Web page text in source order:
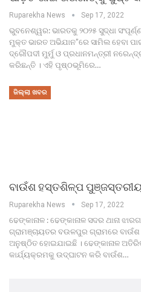
Ruparekha News Sep 17, 2022
ଭୁବନେଶ୍ୱର: ଭାରତକୁ ୨୦୨୫ ସୁଦ୍ଧା
ମୁକ୍ତ ଭାରତ ଅଭିଯାନ”ରେ ସାମିଲ ହେବା
ଦ୍ରୌପଦୀ ମୁର୍ମୁ ଓ ପ୍ରଧାନମନ୍ତ୍ରୀ
କରିଛନ୍ତି । ଏହି ପୃଷ୍ଠଭୂମିରେ…
ଜିଲ୍ଲା ଖବର
ବାଉଁଶ ହସ୍ତଶିଳ୍ପ ପୁଞ୍ଜସ୍ତରୀୟ
Ruparekha News Sep 17, 2022
ଢେଙ୍କାନାଳ : ଢେଙ୍କାନାଳ ସଦର ଥାନା
ଗ୍ରାମଞ୍ଚାୟତର ବଉଳପୁର ଗ୍ରାମରେ ବାଉଁଶ
ଅନୁଷ୍ଠିତ ହୋଇଯାଇଛି । ଢେଙ୍କାନାଳ
କାର୍ଯ୍ୟକ୍ରମକୁ ଉଦ୍ଘାଟନ କରି ବାଉଁଶ…